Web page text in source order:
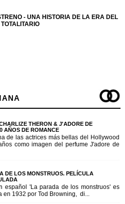
- UNA HISTORIA DE LA ERA DEL
THERON & J'ADORE DE
AÑOS DE ROMANCE
de las actrices más bellas del Hollywood
como imagen del perfume J'adore de
DE LOS MONSTRUOS. PELÍCULA
español 'La parada de los monstruos' es
1932 por Tod Browning, di...